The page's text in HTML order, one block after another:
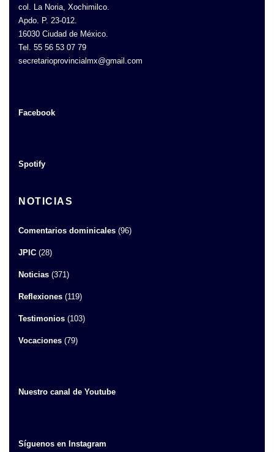
col. La Noria, Xochimilco.
Apdo. P. 23-012.
16030 Ciudad de México.
Tel. 55 56 53 07 79
secretarioprovincialmx@gmail.com
Facebook
Spotify
NOTICIAS
Comentarios dominicales (96)
JPIC (28)
Noticias (371)
Reflexiones (119)
Testimonios (103)
Vocaciones (79)
Nuestro canal de Youtube
Síguenos en Instagram